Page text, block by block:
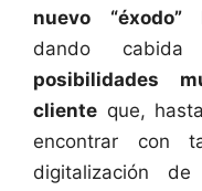
nuevo
dando
posibilidades
cliente que,
encontrar con
digitalización